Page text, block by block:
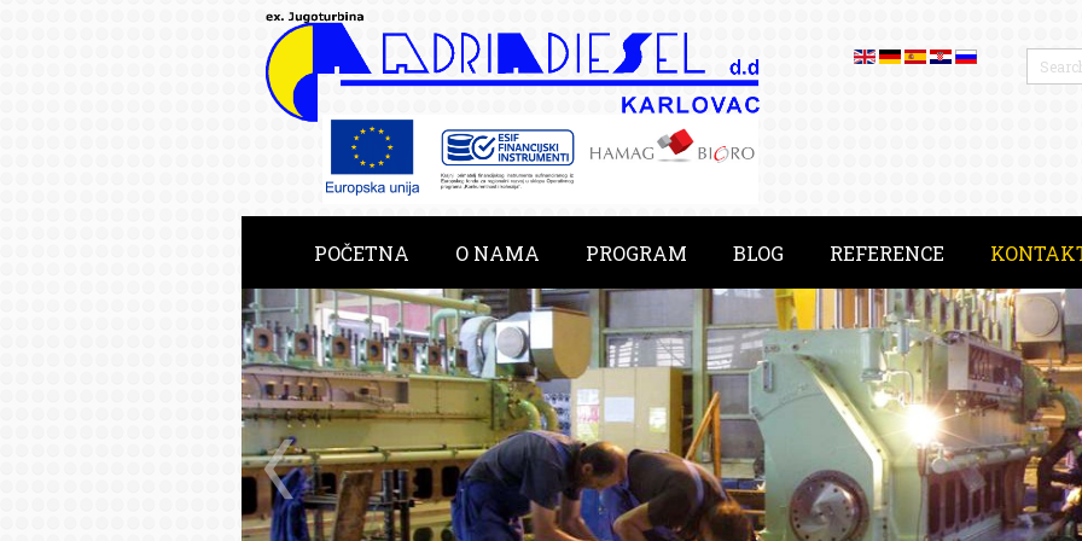
POČETNA O NAMA PROGRAM BLOG REFERENCE
RAZVOJNE USLUGE